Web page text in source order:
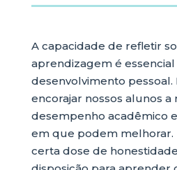
A capacidade de refletir
aprendizagem é essencial
desenvolvimento pessoal.
encorajar nossos alunos
desempenho acadêmico
em que podem melhorar.
certa dose de